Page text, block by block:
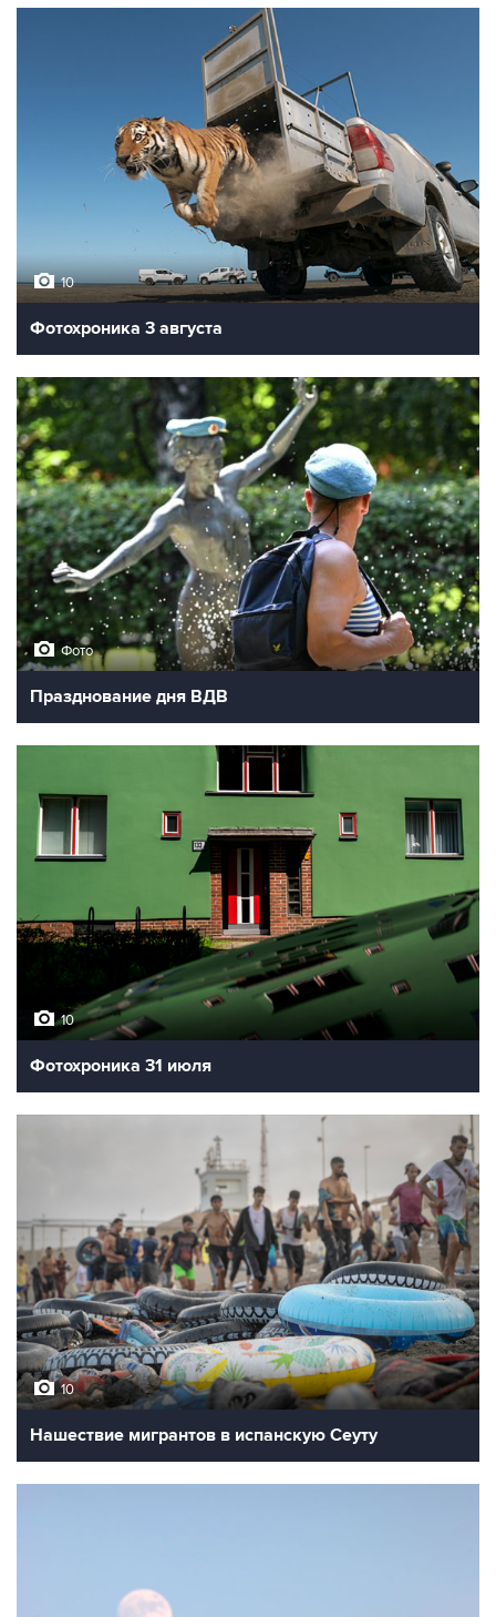
10
Фотохроника 3 августа
Фото
Празднование дня ВДВ
10
Фотохроника 31 июля
10
Нашествие мигрантов в испанскую Сеуту